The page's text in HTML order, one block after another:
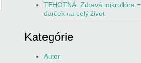
TEHOTNÁ: Zdravá mikroflóra =
darček na celý život
Kategórie
Autori